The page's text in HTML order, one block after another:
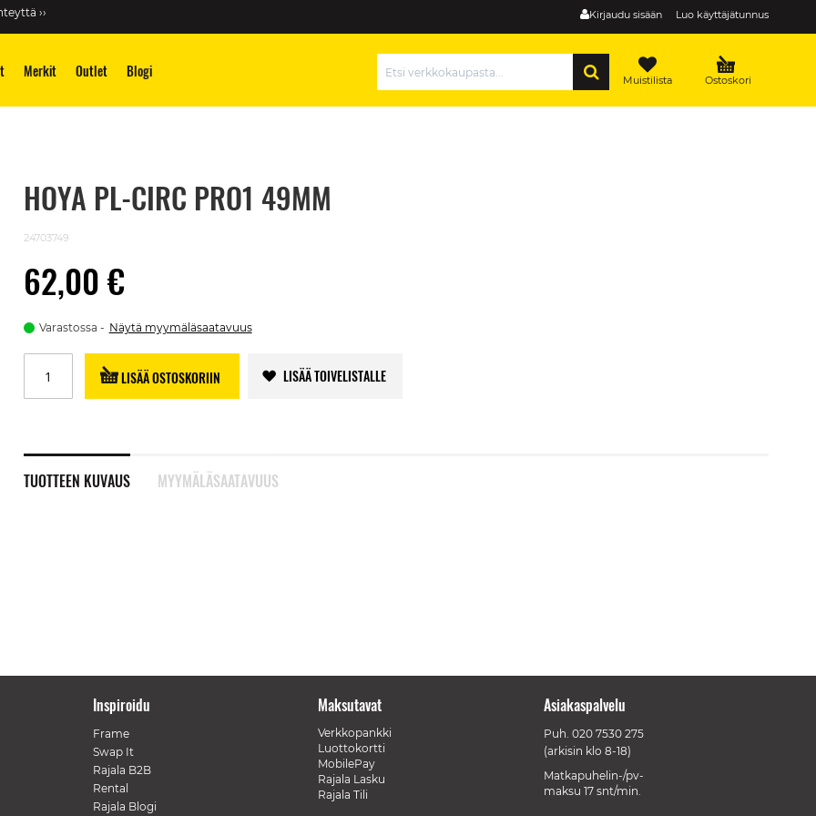
Kirjaudu sisään Luo käyttäjätunnus
››
Merkit Outlet Blogi Ostoskori
Muistilista
HOYA PL-CIRC PRO1 49MM
24703749
62,00 €
Varastossa Näytä myymäläsaatavuus
LISÄÄ OSTOSKORIIN LISÄÄ TOIVELISTALLE
TUOTTEEN KUVAUS MYYMÄLÄSAATAVUUS
Inspiroidu
Frame
Swap It
Rajala B2B
Rental
Rajala Blogi
Maksutavat
Verkkopankki
Luottokortti
MobilePay
Rajala Lasku
Rajala Tili
Asiakaspalvelu
Puh. 020 7530 275
(arkisin klo 8-18)
Matkapuhelin-/pv-
maksu 17 snt/min.